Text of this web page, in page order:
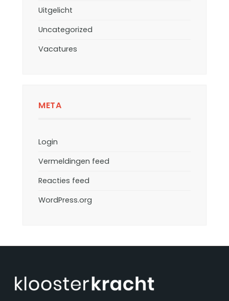
Uitgelicht
Uncategorized
Vacatures
META
Login
Vermeldingen feed
Reacties feed
WordPress.org